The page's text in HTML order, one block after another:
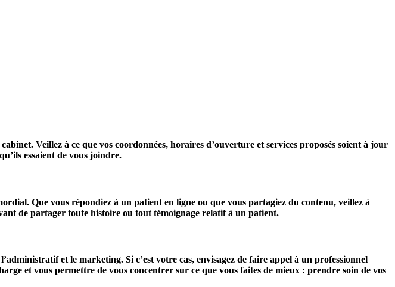
Veillez à ce que vos coordonnées, horaires d’ouverture et services proposés soient à jour
essaient de vous joindre.
Que vous répondiez à un patient en ligne ou que vous partagiez du contenu, veillez à
de partager toute histoire ou tout témoignage relatif à un patient.
et le marketing. Si c’est votre cas, envisagez de faire appel à un professionnel
et vous permettre de vous concentrer sur ce que vous faites de mieux : prendre soin de vos